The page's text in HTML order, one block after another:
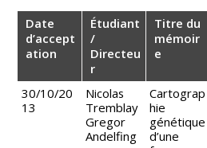
Date
d’accept
ation
Étudiant
/
Directeu
r
Titre du
mémoir
e
30/10/20
13
Nicolas
Tremblay
Gregor
Andelfing
Cartograp
hie
génétique
d’une